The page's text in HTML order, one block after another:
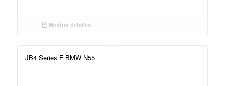
Mostrar detalles
JB4 Series F BMW N55